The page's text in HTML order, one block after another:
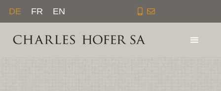
Zum
springen
DE FR EN